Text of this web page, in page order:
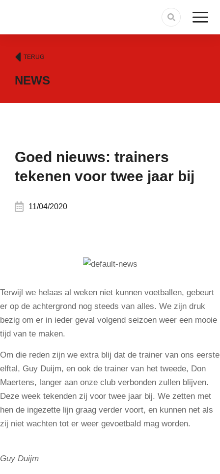
TERUG
NEWS
Goed nieuws: trainers
tekenen voor twee jaar bij
11/04/2020
Terwijl we helaas al weken niet kunnen voetballen, gebeurt
er op de achtergrond nog steeds van alles. We zijn druk
bezig om er in ieder geval volgend seizoen weer een mooie
tijd van te maken.
Om die reden zijn we extra blij dat de trainer van ons eerste
elftal, Guy Duijm, en ook de trainer van het tweede, Don
Maertens, langer aan onze club verbonden zullen blijven.
Deze week tekenden zij voor twee jaar bij. We zetten met
hen de ingezette lijn graag verder voort, en kunnen net als
zij niet wachten tot er weer gevoetbald mag worden.
Guy Duijm